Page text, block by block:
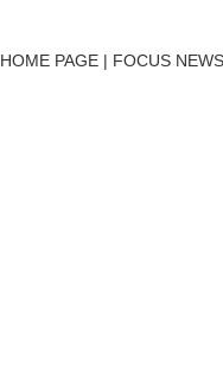
HOME PAGE | FOCUS